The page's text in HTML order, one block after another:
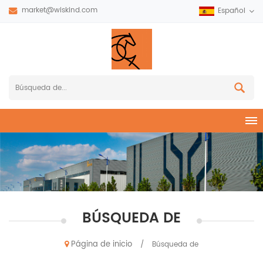
market@wiskind.com Español
BÚSQUEDA DE
Página de inicio / Búsqueda de